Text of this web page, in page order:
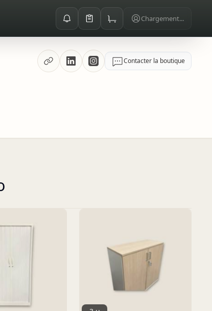
Chargement...
Contacter la boutique